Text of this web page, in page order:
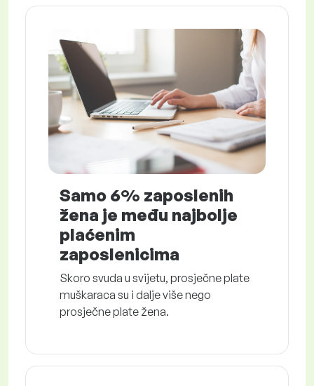
Samo 6% zaposlenih
žena je među najbolje
plaćenim
zaposlenicima
Skoro svuda u svijetu, prosječne plate
muškaraca su i dalje više nego
prosječne plate žena.